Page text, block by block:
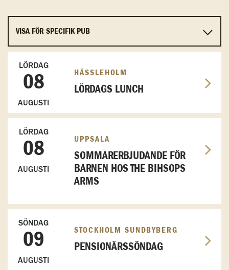
LÖRDAG
08
AUGUSTI
HÄSSLEHOLM
LÖRDAGS LUNCH
LÖRDAG
08
AUGUSTI
UPPSALA
SOMMARERBJUDANDE FÖR
BARNEN HOS THE BIHSOPS
ARMS
SÖNDAG
09
AUGUSTI
STOCKHOLM SUNDBYBERG
PENSIONÄRSSÖNDAG